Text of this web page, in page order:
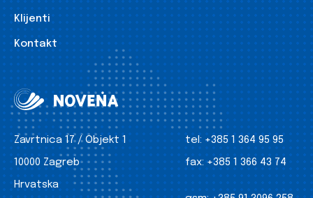
Klijenti
Kontakt
Zavrtnica 17 / Objekt 1
10000 Zagreb
Hrvatska
tel: +385 1 364 95 95
fax: +385 1 366 43 74